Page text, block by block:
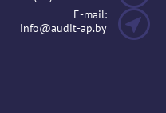
E-mail:
info@audit-ap.by